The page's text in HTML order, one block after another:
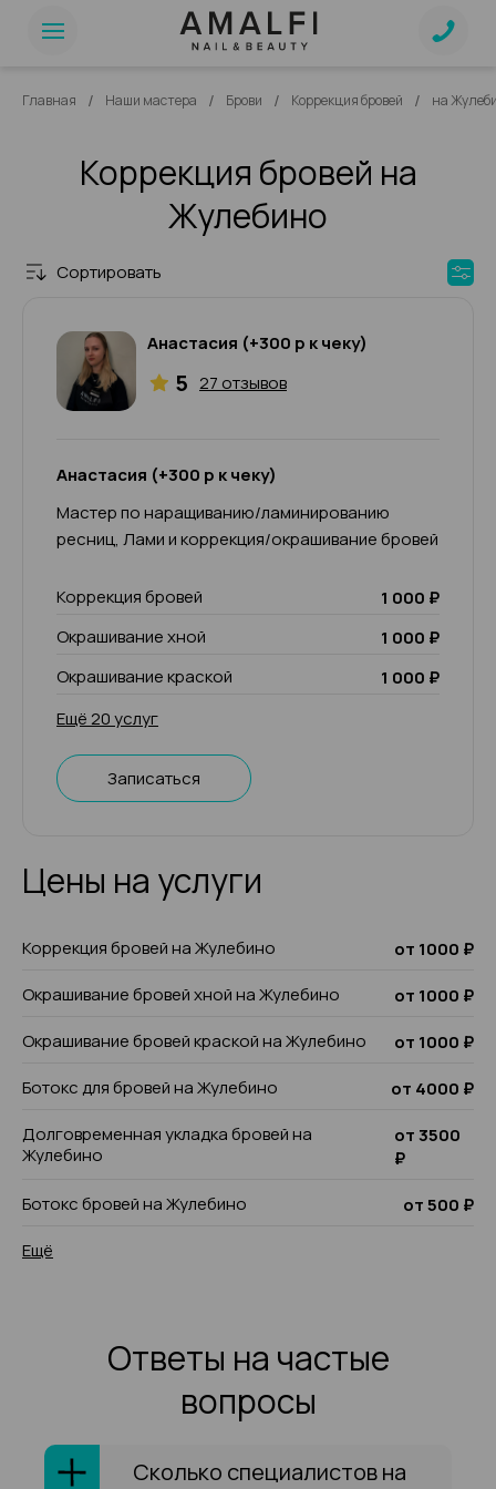
Главная / Наши мастера / Брови / Коррекция бровей / на
Коррекция бровей на
Жулебино
Сортировать
Анастасия (+300 р к чеку)
5 27 отзывов
Анастасия (+300 р к чеку)
Мастер по наращиванию/ламинированию
ресниц, Лами и коррекция/окрашивание бровей
Коррекция бровей
1 000 ₽
Окрашивание хной
1 000 ₽
Окрашивание краской
1 000 ₽
Ещё 20 услуг
Записаться
Цены на услуги
Коррекция бровей на Жулебино
от 1000 ₽
Окрашивание бровей хной на Жулебино
от 1000 ₽
Окрашивание бровей краской на Жулебино
от 1000 ₽
Ботокс для бровей на Жулебино
от 4000 ₽
Долговременная укладка бровей на
Жулебино
от 3500
₽
Ботокс бровей на Жулебино
от 500 ₽
Ещё
Ответы на частые
вопросы
Сколько специалистов на